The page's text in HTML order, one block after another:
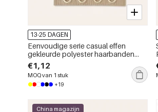
13-25 DAGEN
Eenvoudige serie casual effen
gekleurde polyester haarbanden
met klinknagels
€1,12
MOQ van 1 stuk
+19
China magazijn